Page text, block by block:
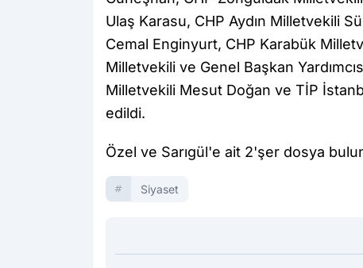
Ulaş Karasu, CHP Aydın Milletvekili
Cemal Enginyurt, CHP Karabük
Milletvekili ve Genel Başkan
Milletvekili Mesut Doğan ve TİP
edildi.
Özel ve Sarıgül'e ait 2'şer dosya
Siyaset